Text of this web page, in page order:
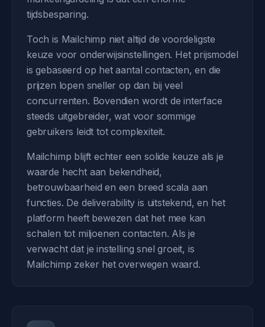
tijdsbesparing.
Toch is Mailchimp niet altijd de voordeligste
keuze voor onderwijsinstellingen. Het prijsmodel
is gebaseerd op het aantal contacten, en die
prijzen lopen sneller op dan bij veel
concurrenten. Bovendien wordt de interface
steeds uitgebreider, wat voor sommige
gebruikers leidt tot complexiteit.
Mailchimp blijft echter een solide keuze als je
waarde hecht aan bekendheid,
betrouwbaarheid en een breed scala aan
functies. De deliverability is uitstekend, en het
platform heeft bewezen dat het mee kan
schalen tot miljoenen contacten. Als je
verwacht dat je instelling snel groeit, is
Mailchimp zeker het overwegen waard.